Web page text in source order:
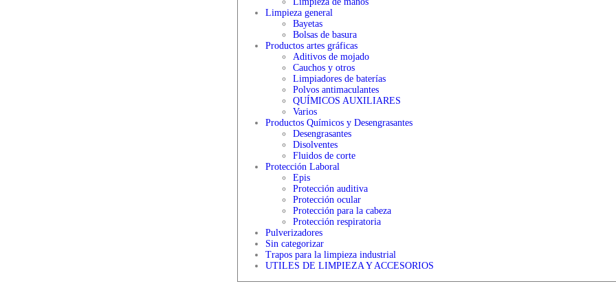
Limpieza general
Bayetas
Bolsas de basura
Productos artes gráficas
Aditivos de mojado
Cauchos y otros
Limpiadores de baterías
Polvos antimaculantes
QUÍMICOS AUXILIARES
Varios
Productos Químicos y Desengrasantes
Desengrasantes
Disolventes
Fluidos de corte
Protección Laboral
Epis
Protección auditiva
Protección ocular
Protección para la cabeza
Protección respiratoria
Pulverizadores
Sin categorizar
Trapos para la limpieza industrial
UTILES DE LIMPIEZA Y ACCESORIOS